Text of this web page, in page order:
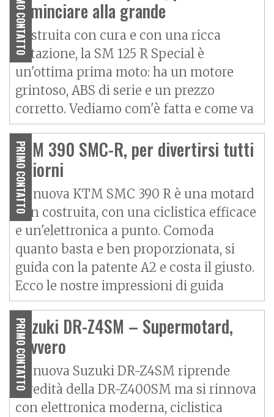
Axy
Baotian
PRIMO CONTATTO
cominciare alla grande
Costruita con cura e con una ricca
dotazione, la SM 125 R Special è
un'ottima prima moto: ha un motore
grintoso, ABS di serie e un prezzo
corretto. Vediamo com'è fatta e come va
PRIMO CONTATTO
KTM 390 SMC-R, per divertirsi tutti
i giorni
La nuova KTM SMC 390 R è una motard
ben costruita, con una ciclistica efficace
e un'elettronica a punto. Comoda
quanto basta e ben proporzionata, si
guida con la patente A2 e costa il giusto.
Ecco le nostre impressioni di guida
PRIMO CONTATTO
Suzuki DR-Z4SM – Supermotard,
davvero
La nuova Suzuki DR-Z4SM riprende
l’eredità della DR-Z400SM ma si rinnova
con elettronica moderna, ciclistica